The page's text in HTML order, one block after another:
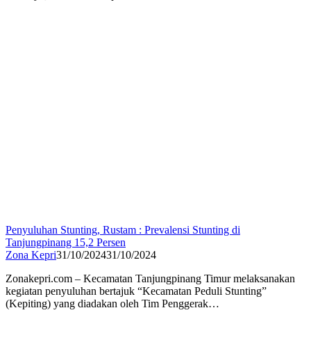
Penyuluhan Stunting, Rustam : Prevalensi Stunting di
Tanjungpinang 15,2 Persen
Zona Kepri31/10/202431/10/2024
Zonakepri.com – Kecamatan Tanjungpinang Timur melaksanakan
kegiatan penyuluhan bertajuk “Kecamatan Peduli Stunting”
(Kepiting) yang diadakan oleh Tim Penggerak…